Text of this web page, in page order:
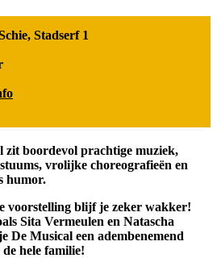
Stadserf 1
zit boordevol prachtige muziek,
vrolijke choreografieën en
humor.
voorstelling blijf je zeker wakker!
Sita Vermeulen en Natascha
De Musical een adembenemend
hele familie!